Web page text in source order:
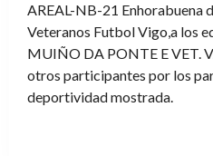
AREAL-NB-21 Enhorabuena
Veteranos Futbol Vigo,a los
MUIÑO DA PONTE E VET.
otros participantes por los
deportividad mostrada.